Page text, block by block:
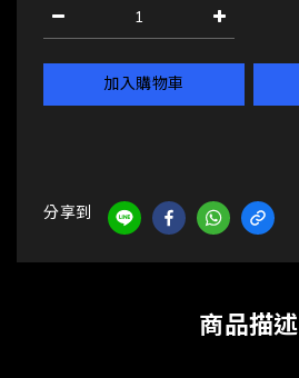
加入購物車
分享到
商品描述